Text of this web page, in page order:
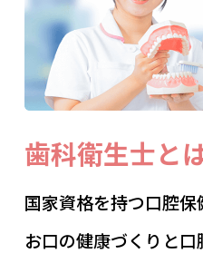
歯科衛生士と
国家資格を持つ口腔保
お口の健康づくりと